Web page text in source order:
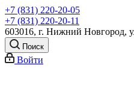
+7 (831) 220-20-05
+7 (831) 220-20-11
603016, г. Нижний Новгород,
Поиск
Войти